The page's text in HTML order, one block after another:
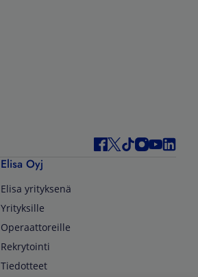
Elisa Oyj
Elisa yrityksenä
Yrityksille
Operaattoreille
Rekrytointi
Tiedotteet